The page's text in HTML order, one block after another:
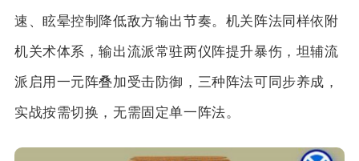
速、眩晕控制降低敌方输出节奏。机关阵法同样依附
机关术体系，输出流派常驻两仪阵提升暴伤，坦辅流
派启用一元阵叠加受击防御，三种阵法可同步养成，
实战按需切换，无需固定单一阵法。